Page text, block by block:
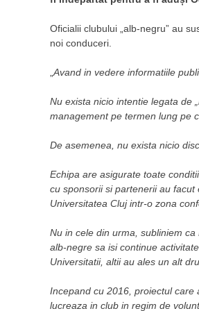
Oficialii clubului „alb-negru” au
noi conduceri.
Avand in vedere informatiile
Nu exista nicio intentie legata de
management pe termen lung pe
De asemenea, nu exista nicio
Echipa are asigurate toate
cu sponsorii si partenerii au
Universitatea Cluj intr-o zona
Nu in cele din urma, subliniem
alb-negre sa isi continue
Universitatii, altii au ales un alt
Incepand cu 2016, proiectul care
lucreaza in club in regim de